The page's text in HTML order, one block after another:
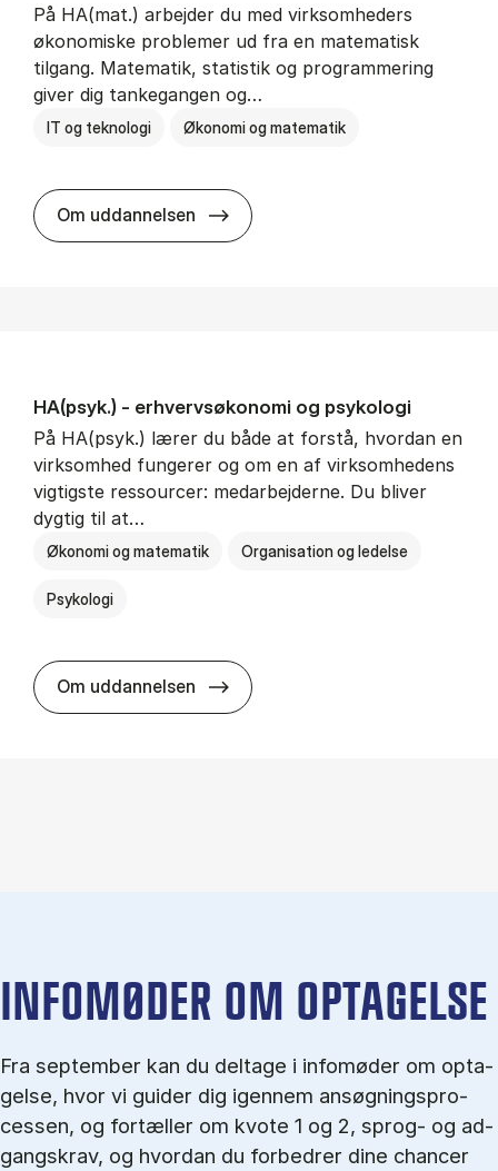
På HA(mat.) arbejder du med virksomheders
økonomiske problemer ud fra en matematisk
tilgang. Matematik, statistik og programmering
giver dig tankegangen og…
IT og teknologi Økonomi og matematik
Om uddannelsen HA(mat.) - erhvervs­økonomi og
HA(psyk.) - erhvervs­økonomi og psy­ko­lo­gi
På HA(psyk.) lærer du både at forstå, hvordan en
virksomhed fungerer og om en af virksomhedens
vigtigste ressourcer: medarbejderne. Du bliver
dygtig til at…
Økonomi og matematik Organisation og ledelse
Psykologi
Om uddannelsen HA(psyk.) - erhvervs­økonomi og
IN­FO­MØ­DER OM OP­TA­GEL­SE
Fra september kan du del­tage i in­fo­mø­der om op­ta­
gel­se, hvor vi gu­i­der dig igen­nem an­søg­nings­pro­
ces­sen, og for­tæl­ler om kvo­te 1 og 2, sprog- og ad­
gangs­krav, og hvordan du forbedrer dine chancer